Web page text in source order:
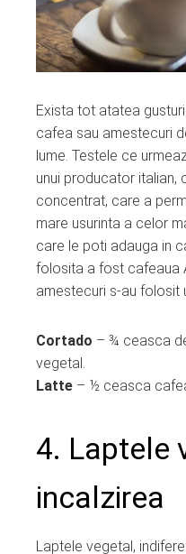
Exista tot atatea
cafea sau amestecuri
lume. Testele ce
unui producator italian,
concentrat, care a
mare usurinta a celor
care le poti adauga in
folosita a fost cafeaua
amestecuri s-au folosit
Cortado – ¾ ceasca
vegetal.
Latte – ½ ceasca
4. Laptele
incalzirea
Laptele vegetal,